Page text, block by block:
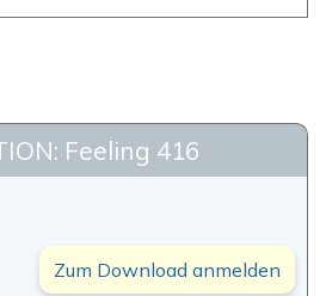
Feeling 416
Zum Download anmelden